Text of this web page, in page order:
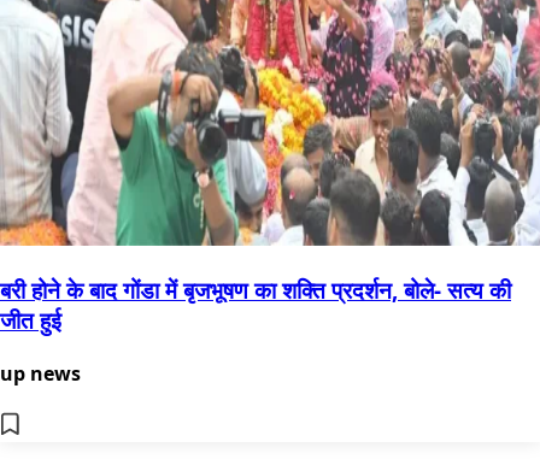
बरी होने के बाद गोंडा में बृजभूषण का शक्ति प्रदर्शन, बोले- सत्य की
जीत हुई
up news